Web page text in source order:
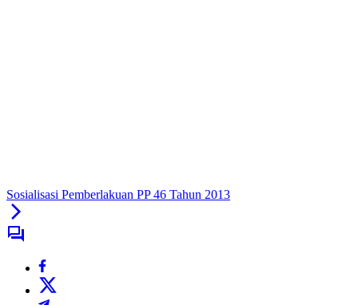
Sosialisasi Pemberlakuan PP 46 Tahun 2013